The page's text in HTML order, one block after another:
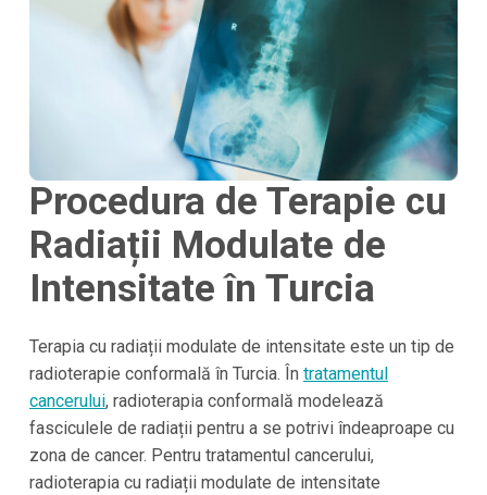
Procedura de Terapie cu
Radiații Modulate de
Intensitate în Turcia
Terapia cu radiații modulate de intensitate este un tip de
radioterapie conformală în Turcia. În tratamentul
cancerului, radioterapia conformală modelează
fasciculele de radiații pentru a se potrivi îndeaproape cu
zona de cancer. Pentru tratamentul cancerului,
radioterapia cu radiații modulate de intensitate